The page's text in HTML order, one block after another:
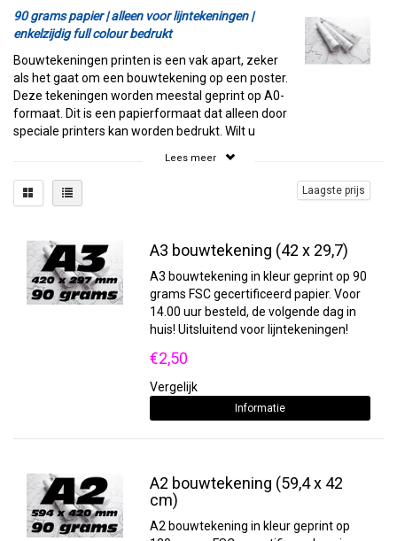
90 grams papier | alleen voor lijntekeningen |
enkelzijdig full colour bedrukt
Bouwtekeningen printen is een vak apart, zeker
als het gaat om een bouwtekening op een poster.
Deze tekeningen worden meestal geprint op A0-
formaat. Dit is een papierformaat dat alleen door
speciale printers kan worden bedrukt. Wilt u
een extern bedrijf. Wij kunnen uw
bouwtekeningen perfect afdrukken, zowel in
van stevig 90-grams papier. Hierdoor blijft de
tekening langer scherp en bruikbaar, ook op een
bouwplaats.
Laat uw bouwtekeningen printen door
Wij van Sneleenposter.nl kunnen uw
bouwtekeningen printen in een uitstekende
kwaliteit. Door te kiezen voor full colour, kunt u
ontwerpen voor uw poster
op de tekening zetten. Dit schept ook meteen
tekening dienen te werken. Een bouwtekening
printen op een poster is voor ons dagelijks werk.
Reken daarom altijd op professionele kwaliteit en
een stevige poster van uw bouwtekening. U heeft
Lees meer
Laagste prijs
A3 bouwtekening (42 x 29,7)
A3 bouwtekening in kleur geprint op 90
grams FSC gecertificeerd papier. Voor
14.00 uur besteld, de volgende dag in
huis! Uitsluitend voor lijntekeningen!
€2,50
Vergelijk
Informatie
A2 bouwtekening (59,4 x 42
cm)
A2 bouwtekening in kleur geprint op